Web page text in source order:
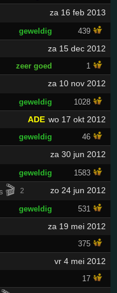
za 16 feb 2013
geweldig 439
za 15 dec 2012
zeer goed 1
za 10 nov 2012
geweldig 1028
wo 17 okt 2012
ADE
geweldig 46
za 30 jun 2012
geweldig 1583
🎬 2 zo 24 jun 2012
geweldig 531
za 19 mei 2012
375
vr 4 mei 2012
17